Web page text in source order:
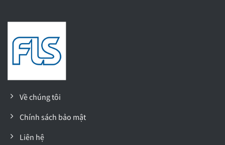
Về chúng tôi
Chính sách bảo mật
Liên hệ